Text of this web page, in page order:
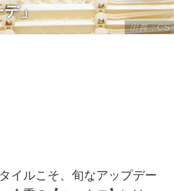
出典：CS
デ」
イルこそ、旬なアップデー